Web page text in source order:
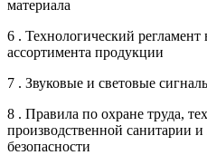
материала
6 . Технологический
ассортимента продукции
7 . Звуковые и световые
8 . Правила по охране труда,
производственной санитарии
безопасности